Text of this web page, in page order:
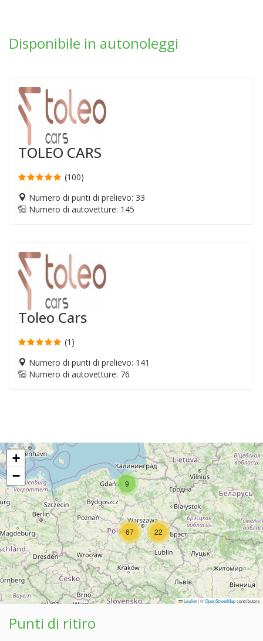
Disponibile in autonoleggi
TOLEO CARS
(100)
Numero di punti di prelievo: 33
Numero di autovetture: 145
Toleo Cars
(1)
Numero di punti di prelievo: 141
Numero di autovetture: 76
9
67 22
+
−
Leaflet|©OpenStreetMapcontributors
Punti di ritiro